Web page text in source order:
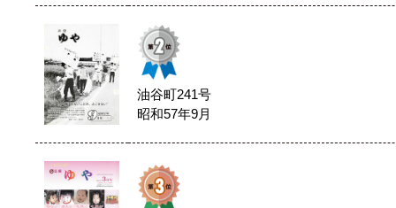
油谷町241号
昭和57年9月